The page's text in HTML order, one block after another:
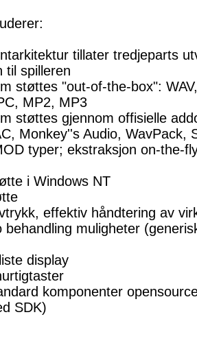
tillater tredjeparts
til spilleren
støttes "out-of-the-box":
MP2, MP3
støttes gjennom offisielle
Monkey''s Audio, WavPack,
typer; ekstraksjon on-the-
i Windows NT
effektiv håndtering av
behandling muligheter
display
komponenter
SDK)